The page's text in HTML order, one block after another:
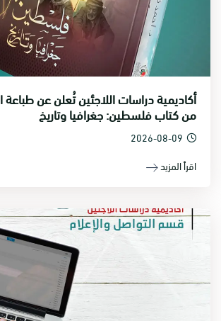
أكاديمية دراسات اللاجئين تُعلن عن
من كتاب فلسطين: جغرافيا وتاريخ
2026-08-09
اقرأ المزيد